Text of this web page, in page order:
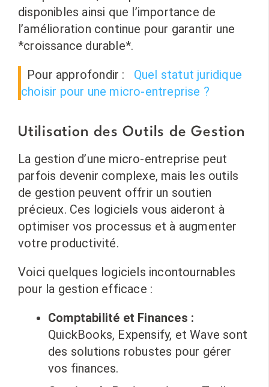
disponibles ainsi que l’importance de
l’amélioration continue pour garantir une
*croissance durable*.
Pour approfondir :
Quel statut juridique
choisir pour une micro-entreprise ?
Utilisation des Outils de Gestion
La gestion d’une micro-entreprise peut
parfois devenir complexe, mais les outils
de gestion peuvent offrir un soutien
précieux. Ces logiciels vous aideront à
optimiser vos processus et à augmenter
votre productivité.
Voici quelques logiciels incontournables
pour la gestion efficace :
Comptabilité et Finances :
QuickBooks, Expensify, et Wave sont
des solutions robustes pour gérer
vos finances.